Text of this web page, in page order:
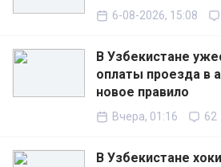
6-08-2026, 15:08
В Узбекистане
оплаты проезда в
новое правило
Вчера, 01:16 62
В Узбекистане